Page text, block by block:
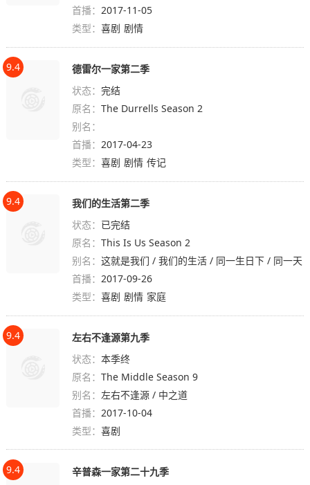
首播：2017-11-05
类型：喜剧 剧情
9.4
德雷尔一家第二季
状态：完结
原名：The Durrells Season 2
别名：
首播：2017-04-23
类型：喜剧 剧情 传记
9.4
我们的生活第二季
状态： 已完结
原名：This Is Us Season 2
别名：这就是我们 / 我们的生活 / 同一生日下 / 同一天
的我们 / 我们
首播：2017-09-26
类型：喜剧 剧情 家庭
9.4
左右不逢源第九季
状态：本季终
原名：The Middle Season 9
别名：左右不逢源 / 中之道
首播：2017-10-04
类型：喜剧
9.4
辛普森一家第二十九季